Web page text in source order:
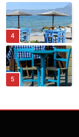
4
5